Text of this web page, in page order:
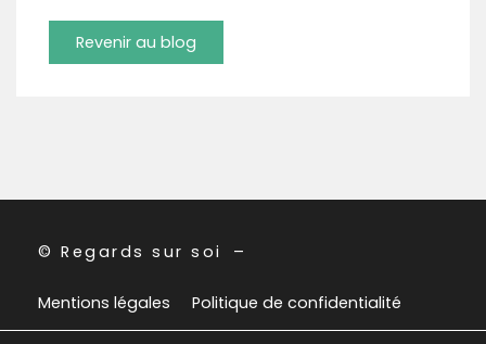
Revenir au blog
© Regards sur soi –
Mentions légales Politique de confidentialité